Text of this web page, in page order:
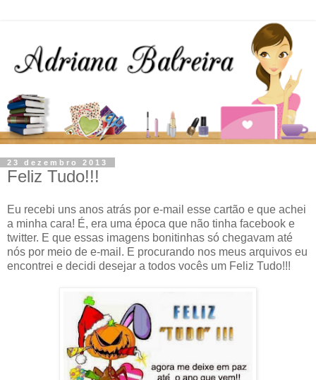
23 dezembro 2013
Feliz Tudo!!!
Eu recebi uns anos atrás por e-mail esse cartão e que achei
a minha cara! É, era uma época que não tinha facebook e
twitter. E que essas imagens bonitinhas só chegavam até
nós por meio de e-mail. E procurando nos meus arquivos eu
encontrei e decidi desejar a todos vocês um Feliz Tudo!!!